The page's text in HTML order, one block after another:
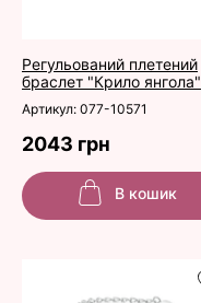
Регульований плетений
браслет "Крило янгола"
Артикул: 077-10571
2043 грн
В кошик